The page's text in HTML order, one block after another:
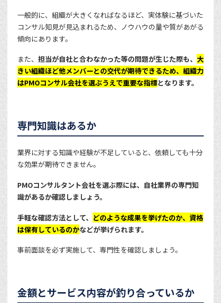
一般的に、組織が大きくなればなるほど、実体験に基づいた
コンサル知見が見込まれるため、ノウハウの量や質があがる
傾向にあります。
また、 担当が自社と合わなかった等の問題が生じた際も、 大
きい組織ほど他メンバーとの交代が期待できるため、組織力
はPMOコンサル会社を選ぶうえで重要な指標となります。
専門知識はあるか
業界に対する知識や経験が不足していると、依頼しても十分
な効果が期待できません。
PMOコンサルタント会社を選ぶ際には、自社業界の専門知
識があるか確認しましょう。
手軽な確認方法として、 どのような成果を挙げたのか、資格
は保有しているのかなどが挙げられます。
事前面談を必ず実施して、専門性を確認しましょう。
金額とサービス内容が釣り合っているか